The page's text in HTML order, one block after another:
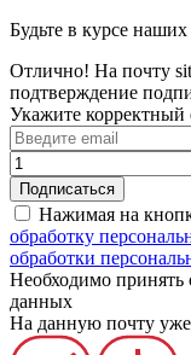
Будьте в курсе
Отлично! На почту
подтверждение
Укажите корректный
Нажимая на
обработку
обработки
Необходимо принять
данных
На данную почту